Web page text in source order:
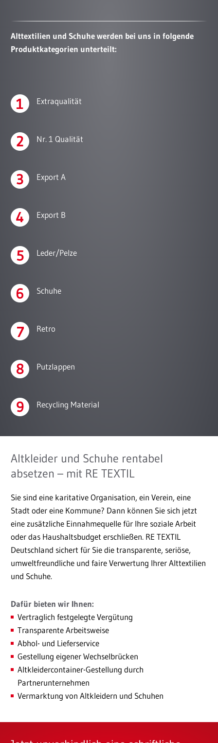
Alttextilien und Schuhe werden bei uns in folgende
Produktkategorien unterteilt:
Extraqualität
Nr. 1 Qualität
Export A
Export B
Leder/Pelze
Schuhe
Retro
Putzlappen
Recycling Material
Altkleider und Schuhe rentabel
absetzen – mit RE TEXTIL
Sie sind eine karitative Organisation, ein Verein, eine
Stadt oder eine Kommune? Dann können Sie sich jetzt
eine zusätzliche Einnahmequelle für Ihre soziale Arbeit
oder das Haushaltsbudget erschließen. RE TEXTIL
Deutschland sichert für Sie die transparente, seriöse,
umweltfreundliche und faire Verwertung Ihrer Alttextilien
und Schuhe.
Dafür bieten wir Ihnen:
Vertraglich festgelegte Vergütung
Transparente Arbeitsweise
Abhol- und Lieferservice
Gestellung eigener Wechselbrücken
Altkleidercontainer-Gestellung durch
Partnerunternehmen
Vermarktung von Altkleidern und Schuhen